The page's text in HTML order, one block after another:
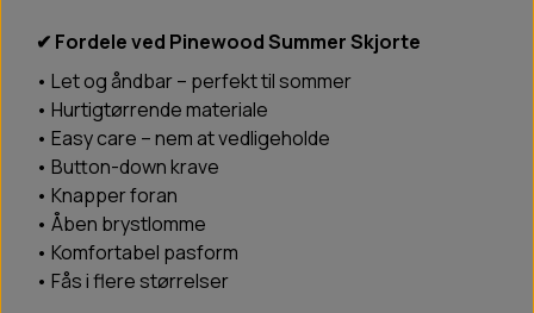
✔ Fordele ved Pinewood Summer Skjorte
• Let og åndbar – perfekt til sommer
• Hurtigtørrende materiale
• Easy care – nem at vedligeholde
• Button-down krave
• Knapper foran
• Åben brystlomme
• Komfortabel pasform
• Fås i flere størrelser